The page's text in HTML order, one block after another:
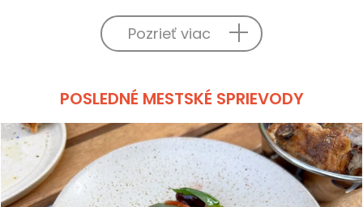
Pozrieť viac
POSLEDNÉ MESTSKÉ SPRIEVODY